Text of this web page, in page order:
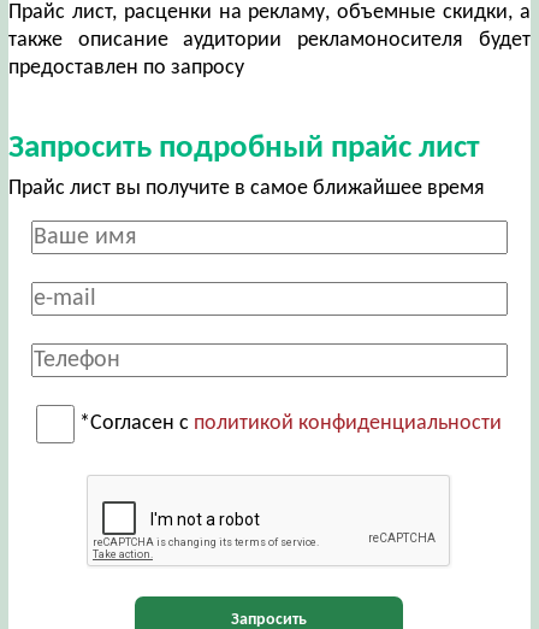
Прайс лист, расценки на рекламу, объемные скидки, а
также описание аудитории рекламоносителя будет
предоставлен по запросу
Запросить подробный прайс лист
Прайс лист вы получите в самое ближайшее время
*Согласен с политикой конфиденциальности
Запросить